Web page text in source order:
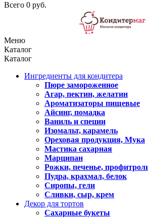
Всего 0 руб.
Меню
Каталог
Каталог
Ингредиенты для кондитера
Пюре замороженное
Агар, пектин, желатин
Ароматизаторы пищевые
Айсинг, помадка
Ваниль и специи
Изомальт, карамель
Ореховая продукция, Мука
Мастика сахарная
Марципан
Рожки, печенье,
Пудра, крахмал, белок
Сиропы, гели
Сливки, сыр, крем
Декор для тортов
Сахарные букеты